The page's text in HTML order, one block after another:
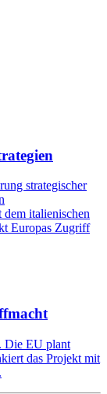
strategischer
dem italienischen
Europas Zugriff
Die EU plant
das Projekt mit